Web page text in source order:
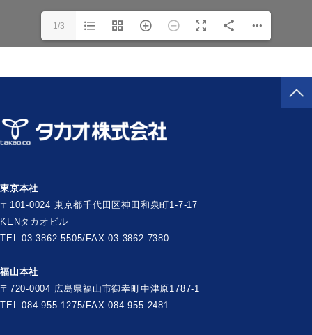
1/3
東京本社
〒101-0024 東京都千代田区神田和泉町1-7-17
KENタカオビル
TEL:03-3862-5505/FAX:03-3862-7380
福山本社
〒720-0004 広島県福山市御幸町中津原1787-1
TEL:084-955-1275/FAX:084-955-2481